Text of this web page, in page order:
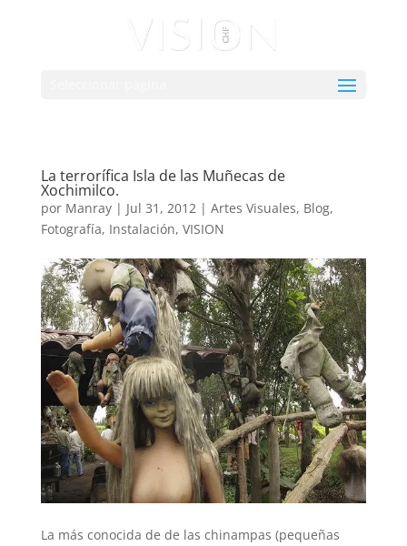
La terrorífica Isla de las Muñecas de
Xochimilco.
por Manray| Jul 31, 2012| Artes Visuales, Blog,
Fotografía, Instalación, VISION
La más conocida de de las chinampas (pequeñas